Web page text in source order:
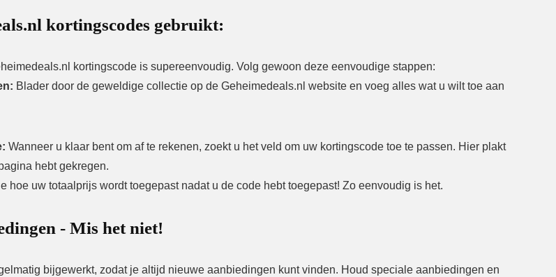
kortingscodes gebruikt:
kortingscode is supereenvoudig. Volg gewoon deze eenvoudige stappen:
Blader door de geweldige collectie op de Geheimedeals.nl website en voeg alles wat u wilt toe aan
Wanneer u klaar bent om af te rekenen, zoekt u het veld om uw kortingscode toe te passen. Hier plakt
hebt gekregen.
hoe uw totaalprijs wordt toegepast nadat u de code hebt toegepast! Zo eenvoudig is het.
- Mis het niet!
bijgewerkt, zodat je altijd nieuwe aanbiedingen kunt vinden. Houd speciale aanbiedingen en